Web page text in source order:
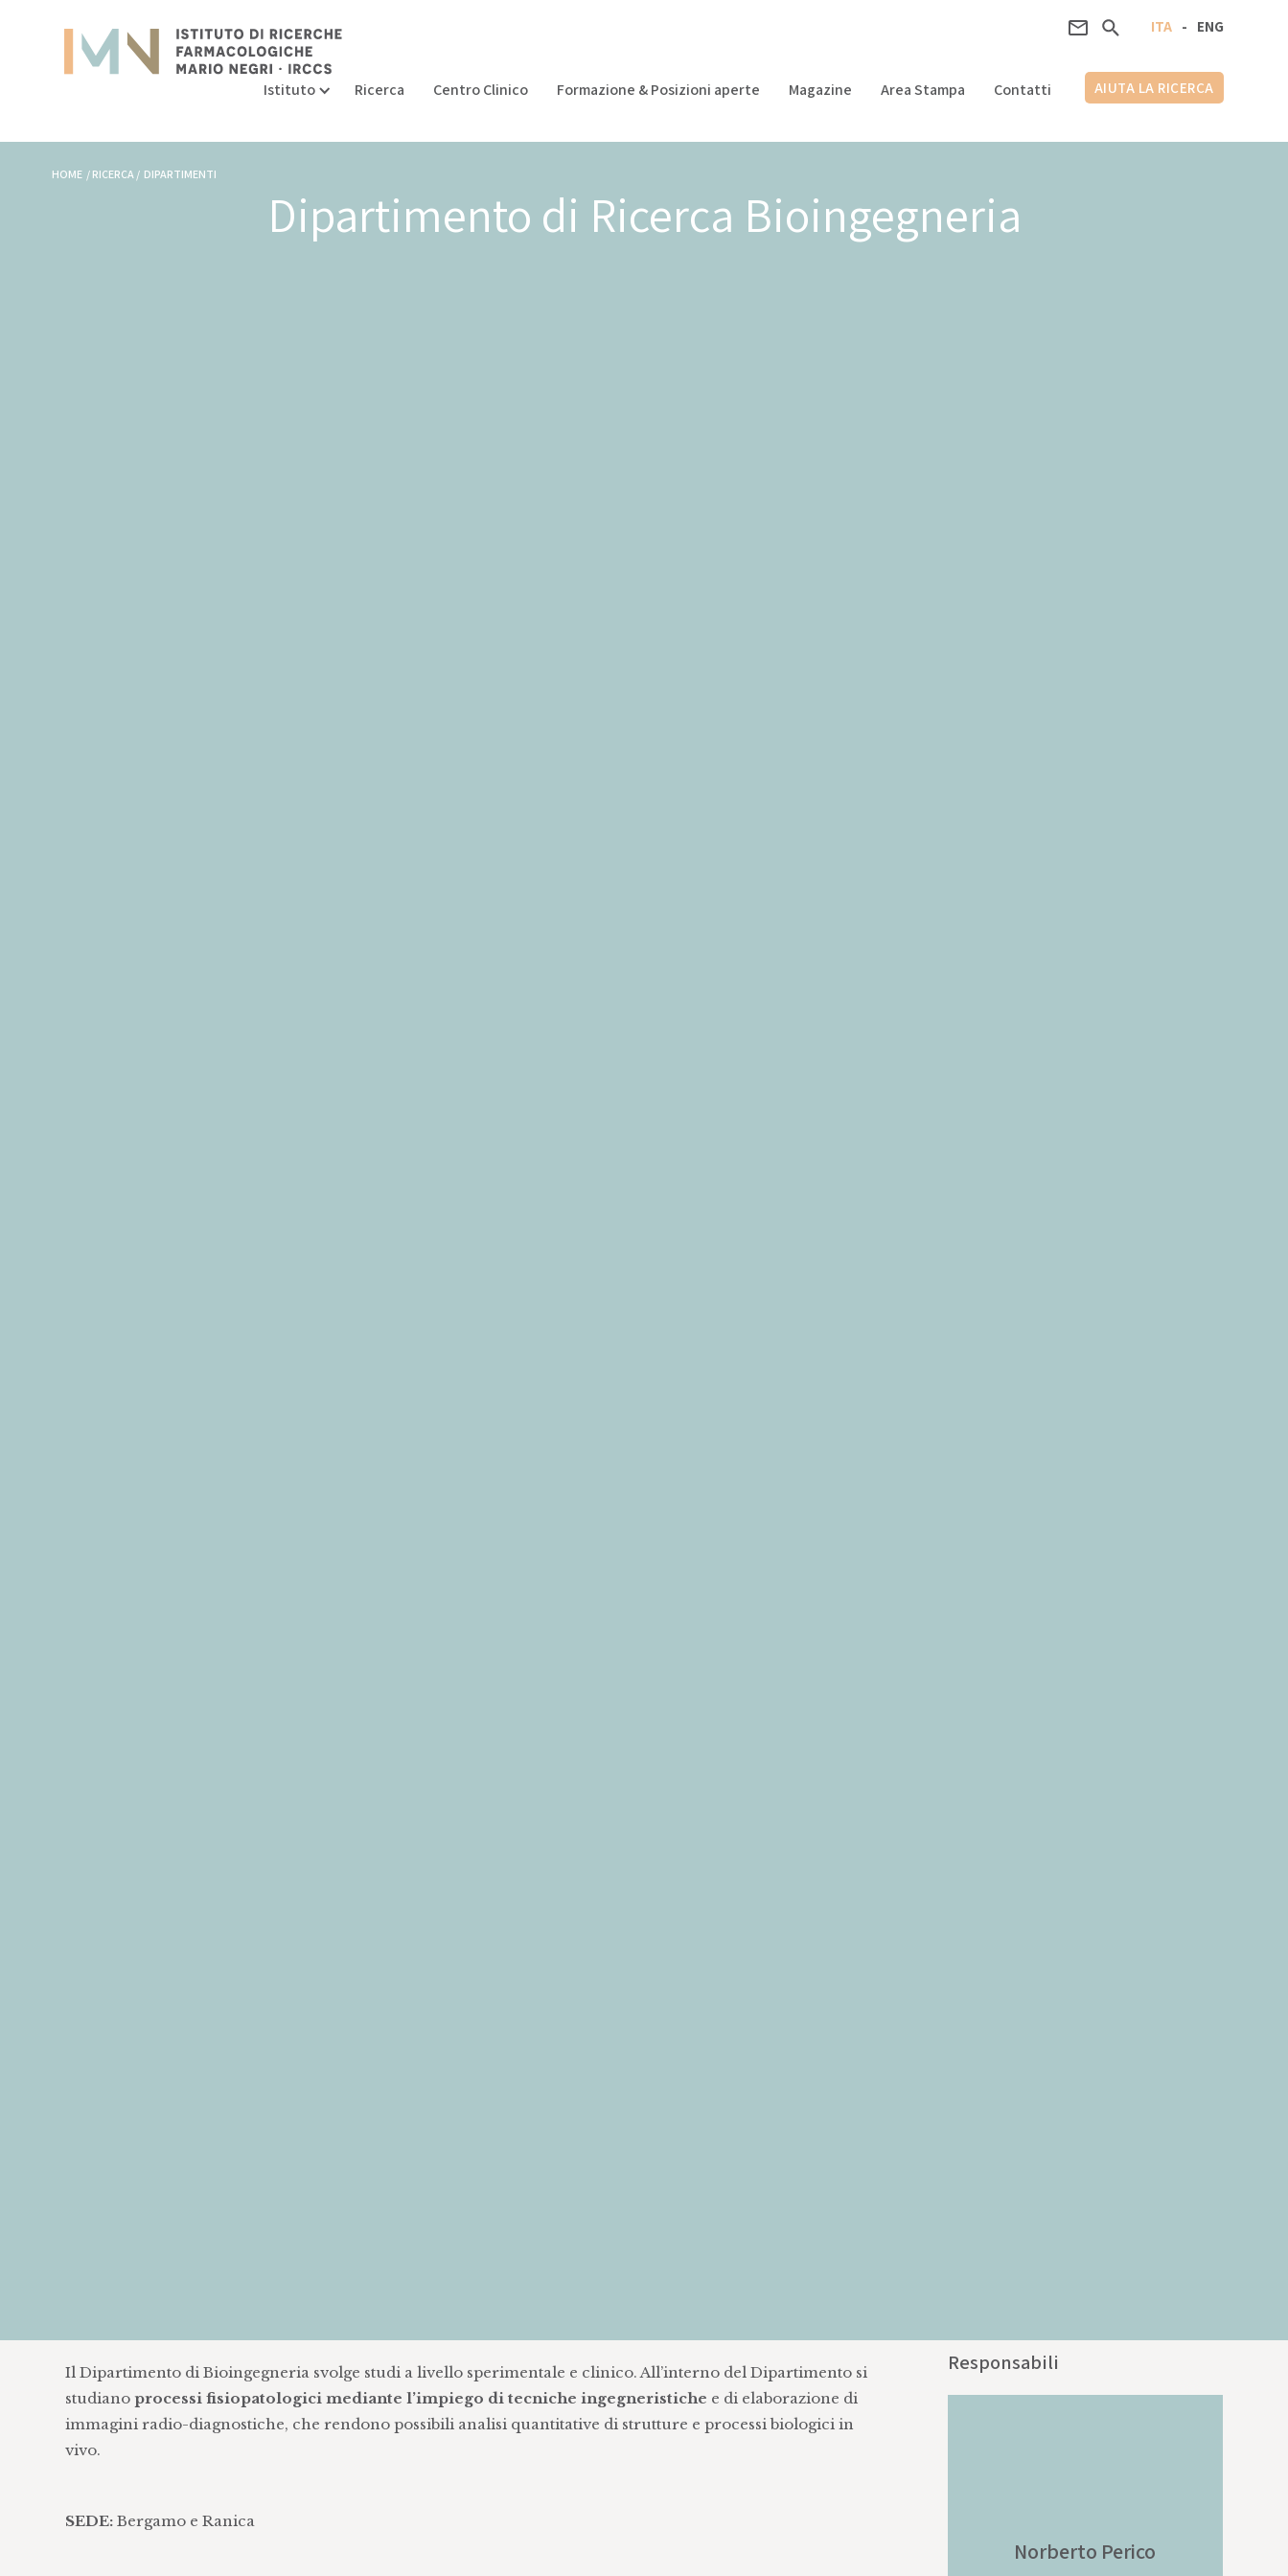
ENG
-
ITA
Istituto Ricerca Centro Clinico Formazione & Posizioni aperte Magazine Area Stampa Contatti AIUTA LA RICERCA
HOME / RICERCA / DIPARTIMENTI
Dipartimento di Ricerca Bioingegneria
Il Dipartimento di Bioingegneria svolge studi a livello sperimentale e clinico. All’interno del Dipartimento si
studianoprocessi fisiopatologici mediante l’impiego di tecniche ingegneristiche e di elaborazione di
immagini radio-diagnostiche, che rendono possibili analisi quantitative di strutture e processi biologici in
vivo.
SEDE:Bergamo e Ranica
Responsabili
Norberto Perico